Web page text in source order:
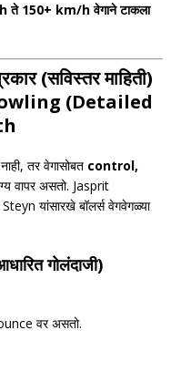
h ते 150+ km/h वेगाने टाकला
(सविस्तर माहिती)
(Detailed
तर वेगासोबत control,
वापर असतो. Jasprit
यांसारखे बॉलर्स वेगवेगळ्या
गोलंदाजी)
वर असतो.